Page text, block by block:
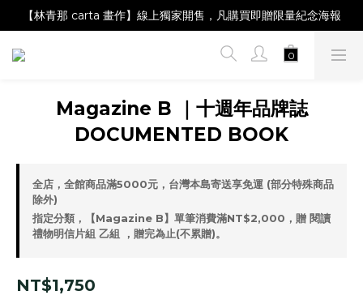
【Magazine B】單筆消費滿NT$2,000，即贈閱讀禮物明信片組
【林青那 carta 畫作】線上獨家開售，凡購買即贈限量紀念海報
【夏日降溫🧊對策單品】系列商品滿額現折 NT$300！
Magazine B ｜十週年品牌誌
DOCUMENTED BOOK
全店，全館商品滿5000元，台灣本島寄送享免運 (部分特殊商品
除外)
指定分類，【Magazine B】單筆消費滿NT$2,000，贈 閱讀
禮物明信片組 乙組 ，贈完為止(不累贈)。
NT$1,750